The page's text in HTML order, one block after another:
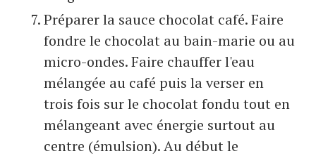
Préparer la sauce chocolat café. Faire
fondre le chocolat au bain-marie ou au
micro-ondes. Faire chauffer l'eau
mélangée au café puis la verser en
trois fois sur le chocolat fondu tout en
mélangeant avec énergie surtout au
centre (émulsion). Au début le